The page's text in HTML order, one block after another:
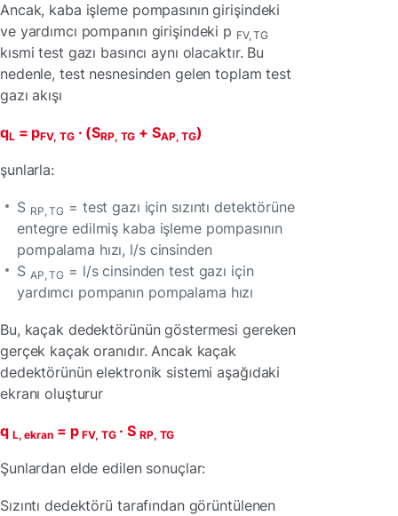
Ancak, kaba işleme pompasının girişindeki
ve yardımcı pompanın girişindeki p FV, TG
kısmi test gazı basıncı aynı olacaktır. Bu
nedenle, test nesnesinden gelen toplam test
gazı akışı
qL = pFV, TG· (SRP, TG + SAP, TG)
şunlarla:
S RP, TG = test gazı için sızıntı detektörüne
entegre edilmiş kaba işleme pompasının
pompalama hızı, l/s cinsinden
S AP, TG = l/s cinsinden test gazı için
yardımcı pompanın pompalama hızı
Bu, kaçak dedektörünün göstermesi gereken
gerçek kaçak oranıdır. Ancak kaçak
dedektörünün elektronik sistemi aşağıdaki
ekranı oluşturur
q L, ekran= pFV, TG· SRP, TG
Şunlardan elde edilen sonuçlar:
Sızıntı dedektörü tarafından görüntülenen